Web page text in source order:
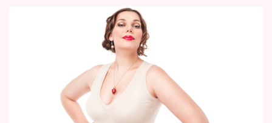
Horoskopy